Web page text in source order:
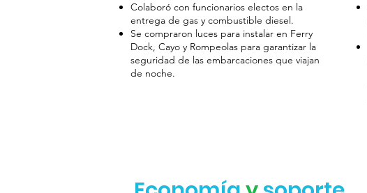
Colaboró con funcionarios electos en la
entrega de gas y combustible diesel.
Se compraron luces para instalar en Ferry
Dock, Cayo y Rompeolas para garantizar la
seguridad de las embarcaciones que viajan
de noche.